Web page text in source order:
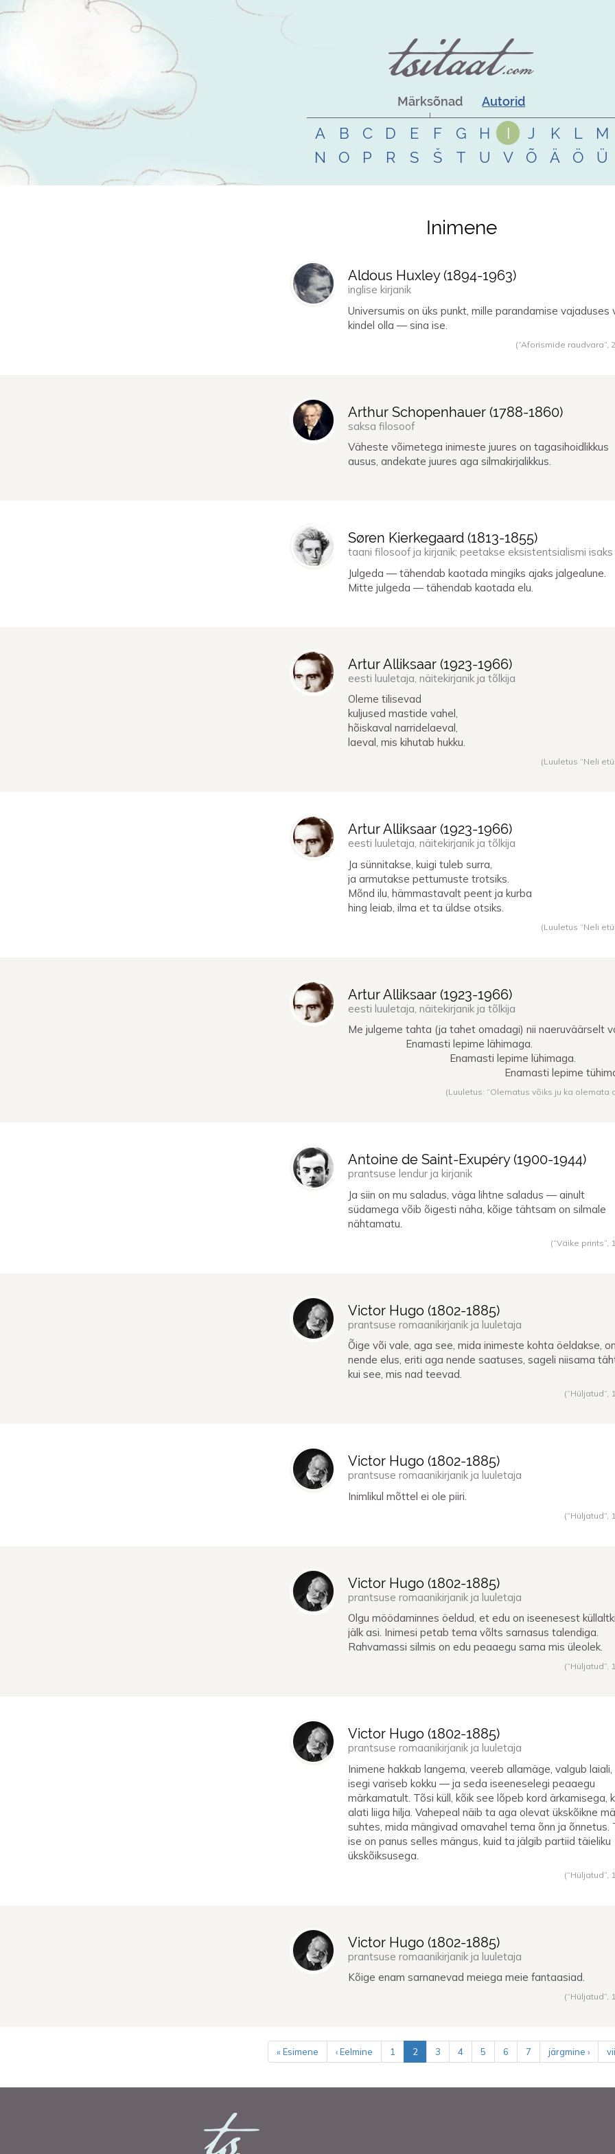
Märksõnad Autorid
A B C D E F G H I J K L
M
N
O P R S Š T U V Õ Ä Ö Ü
Inimene
Aldous Huxley (1894-1963)
inglise kirjanik
Universumis on üks punkt, mille parandamise vajaduses
kindel olla — sina ise.
(“Aforismide raudvara”,
Arthur Schopenhauer (1788-1860)
saksa filosoof
Väheste võimetega inimeste juures on tagasihoidlikkus
ausus, andekate juures aga silmakirjalikkus.
Søren Kierkegaard (1813-1855)
taani filosoof ja kirjanik; peetakse eksistentsialismi isaks
Julgeda — tähendab kaotada mingiks ajaks jalgealune.
Mitte julgeda — tähendab kaotada elu.
Artur Alliksaar (1923-1966)
eesti luuletaja, näitekirjanik ja tõlkija
Oleme tilisevad
kuljused mastide vahel,
hõiskaval narridelaeval,
laeval, mis kihutab hukku.
(Luuletus “Neli
Artur Alliksaar (1923-1966)
eesti luuletaja, näitekirjanik ja tõlkija
Ja sünnitakse, kuigi tuleb surra,
ja armutakse pettumuste trotsiks.
Mõnd ilu, hämmastavalt peent ja kurba
hing leiab, ilma et ta üldse otsiks.
(Luuletus “Neli
Artur Alliksaar (1923-1966)
eesti luuletaja, näitekirjanik ja tõlkija
Me julgeme tahta (ja tahet omadagi) nii naeruväärselt
Enamasti lepime lähimaga.
Enamasti lepime lühimaga.
Enamasti lepime
(Luuletus: “Olematus võiks ju ka olemata
Antoine de Saint-Exupéry (1900-1944)
prantsuse lendur ja kirjanik
Ja siin on mu saladus, väga lihtne saladus — ainult
südamega võib õigesti näha, kõige tähtsam on silmale
nähtamatu.
(“Väike prints”,
Victor Hugo (1802-1885)
prantsuse romaanikirjanik ja luuletaja
Õige või vale, aga see, mida inimeste kohta öeldakse, on
nende elus, eriti aga nende saatuses, sageli niisama
kui see, mis nad teevad.
(“Hüljatud”,
Victor Hugo (1802-1885)
prantsuse romaanikirjanik ja luuletaja
Inimlikul mõttel ei ole piiri.
(“Hüljatud”,
Victor Hugo (1802-1885)
prantsuse romaanikirjanik ja luuletaja
Olgu möödaminnes öeldud, et edu on iseenesest küllaltki
jälk asi. Inimesi petab tema võlts sarnasus talendiga.
Rahvamassi silmis on edu peaaegu sama mis üleolek.
(“Hüljatud”,
Victor Hugo (1802-1885)
prantsuse romaanikirjanik ja luuletaja
Inimene hakkab langema, veereb allamäge, valgub laiali,
isegi variseb kokku — ja seda iseeneselegi peaaegu
märkamatult. Tõsi küll, kõik see lõpeb kord ärkamisega,
alati liiga hilja. Vahepeal näib ta aga olevat ükskõikne
suhtes, mida mängivad omavahel tema õnn ja õnnetus.
ise on panus selles mängus, kuid ta jälgib partiid täieliku
ükskõiksusega.
(“Hüljatud”,
Victor Hugo (1802-1885)
prantsuse romaanikirjanik ja luuletaja
Kõige enam sarnanevad meiega meie fantaasiad.
(“Hüljatud”,
« Esimene ‹ Eelmine 1 2 3 4 5 6 7 järgmine ›